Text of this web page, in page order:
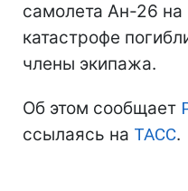
самолета Ан-26 на
катастрофе
члены экипажа.
Об этом сообщает
ссылаясь на ТАСС.